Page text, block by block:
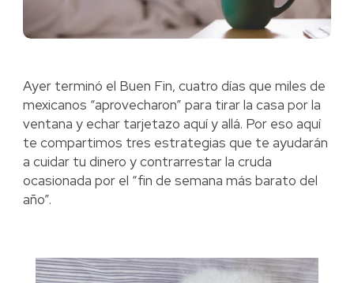
Ayer terminó el Buen Fin, cuatro días que miles de
mexicanos “aprovecharon” para tirar la casa por la
ventana y echar tarjetazo aquí y allá. Por eso aquí
te compartimos tres estrategias que te ayudarán
a cuidar tu dinero y contrarrestar la cruda
ocasionada por el “fin de semana más barato del
año”.